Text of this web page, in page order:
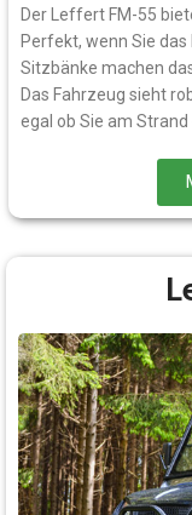
Der Leffert FM-55
Perfekt, wenn Sie
Sitzbänke machen
Das Fahrzeug sieht
egal ob Sie am